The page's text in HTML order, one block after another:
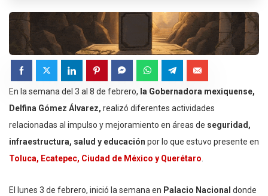
En la semana del 3 al 8 de febrero, la Gobernadora mexiquense,
Delfina Gómez Álvarez, realizó diferentes actividades
relacionadas al impulso y mejoramiento en áreas de seguridad,
infraestructura, salud y educación por lo que estuvo presente en
Toluca, Ecatepec, Ciudad de México y Querétaro.
El lunes 3 de febrero, inició la semana en Palacio Nacional donde